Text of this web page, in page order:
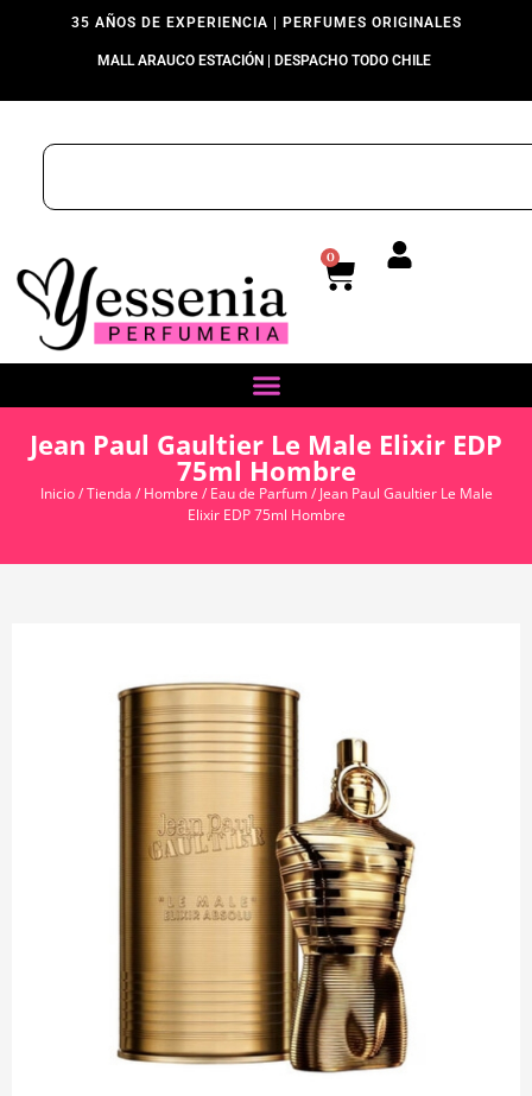
35 AÑOS DE EXPERIENCIA | PERFUMES ORIGINALES
MALL ARAUCO ESTACIÓN | DESPACHO TODO CHILE
0
Jean Paul Gaultier Le Male Elixir EDP
75ml Hombre
Inicio/Tienda / Hombre / Eau de Parfum/ Jean Paul Gaultier Le Male
Elixir EDP 75ml Hombre